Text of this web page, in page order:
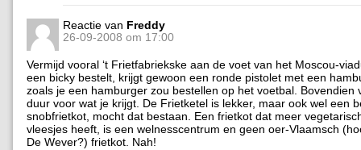
Reactie van Freddy
26-09-2008 om 17:00
Vermijd vooral ‘t Frietfabriekske aan de voet van het Moscou-
een bicky bestelt, krijgt gewoon een ronde pistolet met een
zoals je een hamburger zou bestellen op het voetbal. Bovendien
duur voor wat je krijgt. De Frietketel is lekker, maar ook wel een
snobfrietkot, mocht dat bestaan. Een frietkot dat meer
vleesjes heeft, is een welnesscentrum en geen oer-Vlaamsch
De Wever?) frietkot. Nah!